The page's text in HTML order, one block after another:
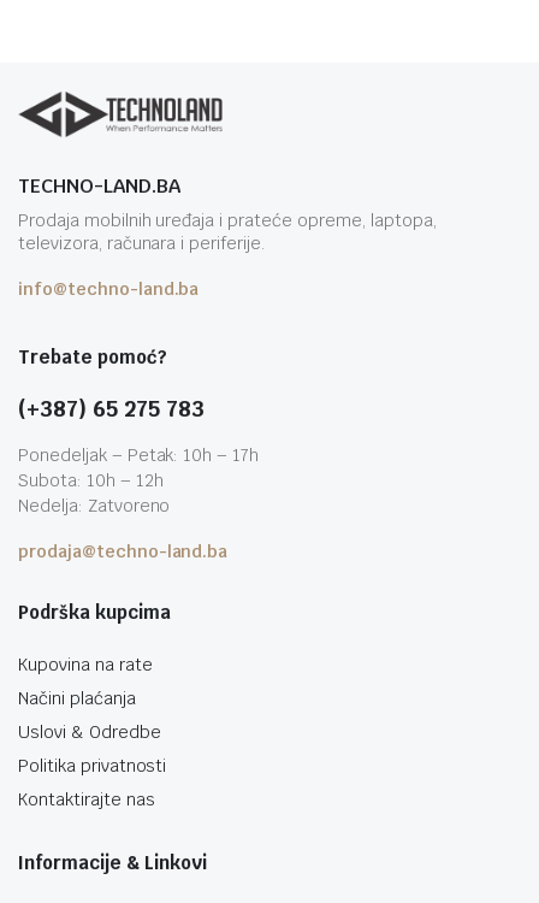
TECHNO-LAND.BA
Prodaja mobilnih uređaja i prateće opreme, laptopa,
televizora, računara i periferije.
info@techno-land.ba
Trebate pomoć?
(+387) 65 275 783
Ponedeljak – Petak: 10h – 17h
Subota: 10h – 12h
Nedelja: Zatvoreno
prodaja@techno-land.ba
Podrška kupcima
Kupovina na rate
Načini plaćanja
Uslovi & Odredbe
Politika privatnosti
Kontaktirajte nas
Informacije & Linkovi